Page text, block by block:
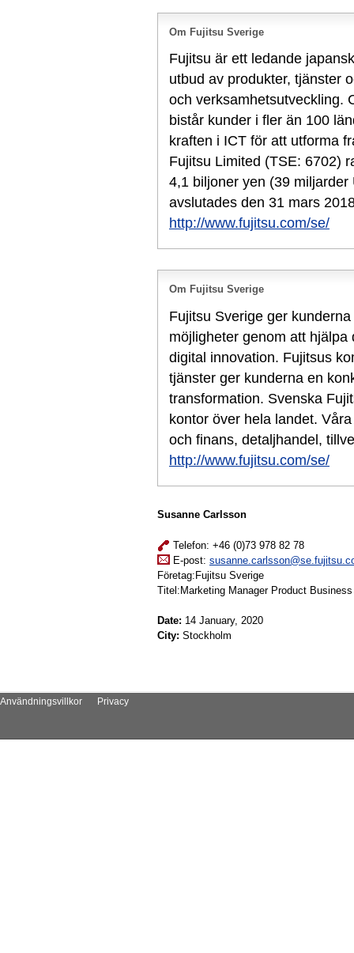
Om Fujitsu Sverige
Fujitsu är ett ledande
utbud av produkter, tjänster
och verksamhetsutveckling.
bistår kunder i fler än 100
kraften i ICT för att utforma
Fujitsu Limited (TSE: 6702)
4,1 biljoner yen (39
avslutades den 31 mars
http://www.fujitsu.com/se/
Om Fujitsu Sverige
Fujitsu Sverige ger
möjligheter genom att
digital innovation. Fujitsus
tjänster ger kunderna en
transformation. Svenska
kontor över hela landet.
och finans, detaljhandel,
http://www.fujitsu.com/se/
Susanne Carlsson
Telefon: +46 (0)73 978 82 78
E-post:
Företag:Fujitsu Sverige
Titel:Marketing Manager Product
Date: 14 January, 2020
City: Stockholm
Användningsvillkor Privacy